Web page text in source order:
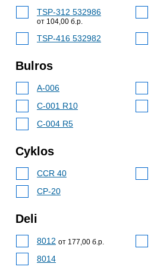
TSP-312 532986
от 104,00 б.р.
TSP-416 532982
Bulros
A-006
C-001 R10
C-004 R5
Cyklos
CCR 40
СP-20
Deli
8012 от 177,00 б.р.
8014